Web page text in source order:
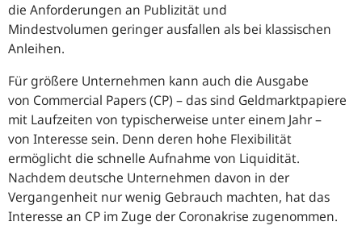
die Anforderungen an Publizität und
Mindestvolumen geringer ausfallen als bei klassischen
Anleihen.
Für größere Unternehmen kann auch die Ausgabe
von Commercial Papers (CP) – das sind Geldmarktpapiere
mit Laufzeiten von typischerweise unter einem Jahr –
von Interesse sein. Denn deren hohe Flexibilität
ermöglicht die schnelle Aufnahme von Liquidität.
Nachdem deutsche Unternehmen davon in der
Vergangenheit nur wenig Gebrauch machten, hat das
Interesse an CP im Zuge der Coronakrise zugenommen.